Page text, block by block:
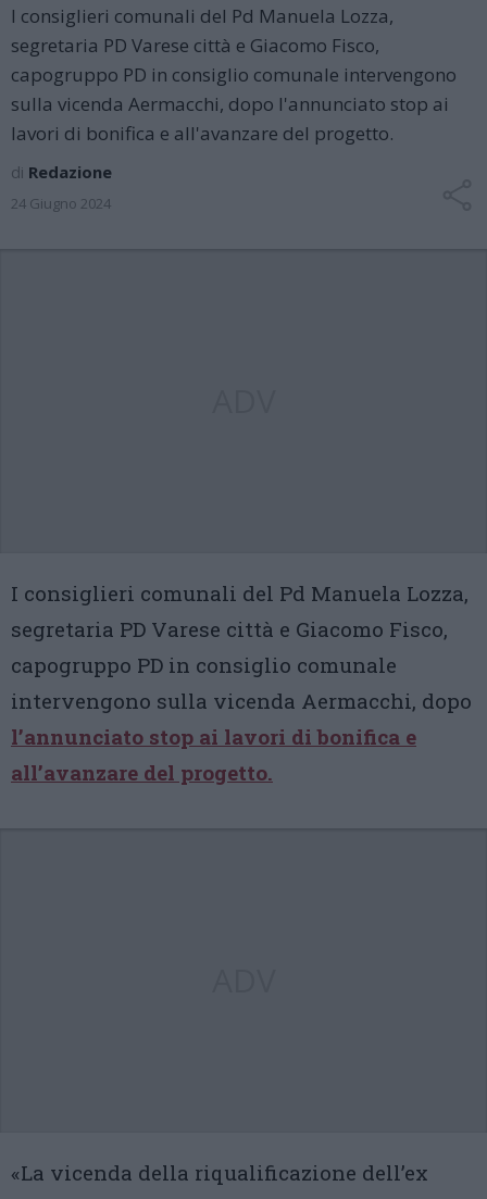
I consiglieri comunali del Pd Manuela Lozza,
segretaria PD Varese città e Giacomo Fisco,
capogruppo PD in consiglio comunale intervengono
sulla vicenda Aermacchi, dopo l'annunciato stop ai
lavori di bonifica e all'avanzare del progetto.
di Redazione
24 Giugno 2024
I consiglieri comunali del Pd Manuela Lozza,
segretaria PD Varese città e Giacomo Fisco,
capogruppo PD in consiglio comunale
intervengono sulla vicenda Aermacchi, dopo
l’annunciato stop ai lavori di bonifica e
all’avanzare del progetto.
«La vicenda della riqualificazione dell’ex